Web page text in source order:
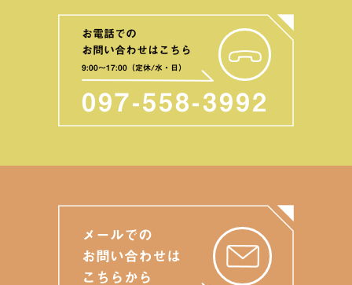
お電話での
お問い合わせはこちら
9:00〜17:00（定休/水・日）
097-558-3992
メールでの
お問い合わせは
こちらから